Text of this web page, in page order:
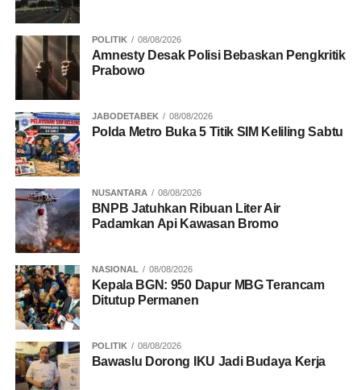
POLITIK 08/08/2026
Amnesty Desak Polisi Bebaskan Pengkritik
Prabowo
JABODETABEK 08/08/2026
Polda Metro Buka 5 Titik SIM Keliling Sabtu
NUSANTARA 08/08/2026
BNPB Jatuhkan Ribuan Liter Air
Padamkan Api Kawasan Bromo
NASIONAL 08/08/2026
Kepala BGN: 950 Dapur MBG Terancam
Ditutup Permanen
POLITIK 08/08/2026
Bawaslu Dorong IKU Jadi Budaya Kerja